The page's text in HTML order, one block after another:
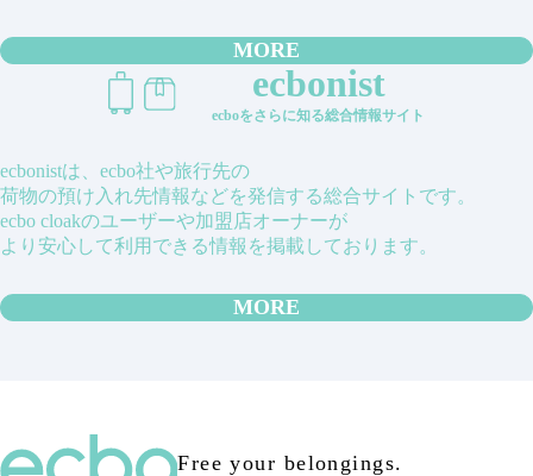
MORE
ecbonist
ecboをさらに知る総合情報サイト
ecbonistは、ecbo社や旅行先の
荷物の預け入れ先情報などを発信する総合サイトです。
ecbo cloakのユーザーや加盟店オーナーが
より安心して利用できる情報を掲載しております。
MORE
Free your belongings.